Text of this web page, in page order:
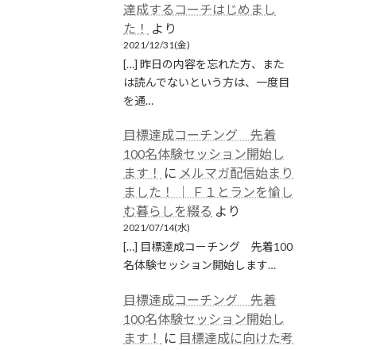
達成するコーチはじめまし
た！
より
2021/12/31(金)
[…] 昨日の内容を忘れた方、また
は読んでないという方は、一度目
を通…
目標達成コーチング 先着
100名体験セッション開始し
ます！
に メルマガ配信始まり
ました！ │ Ｆ１とランを愉し
む暮らしを綴る より
2021/07/14(水)
[…] 目標達成コーチング 先着100
名体験セッション開始します…
目標達成コーチング 先着
100名体験セッション開始し
ます！
に 目標達成に向けた考